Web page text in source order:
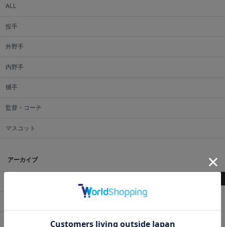
ALL
投手
外野手
内野手
捕手
監督・コーチ
マスコット
アーカイブ